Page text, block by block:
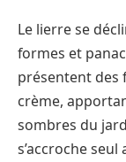
Le lierre se
formes et
présentent des
crème,
sombres du
s’accroche